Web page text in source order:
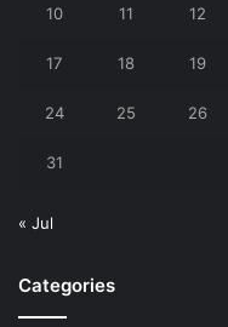
10 11 12
17 18 19
24 25 26
31
« Jul
Categories